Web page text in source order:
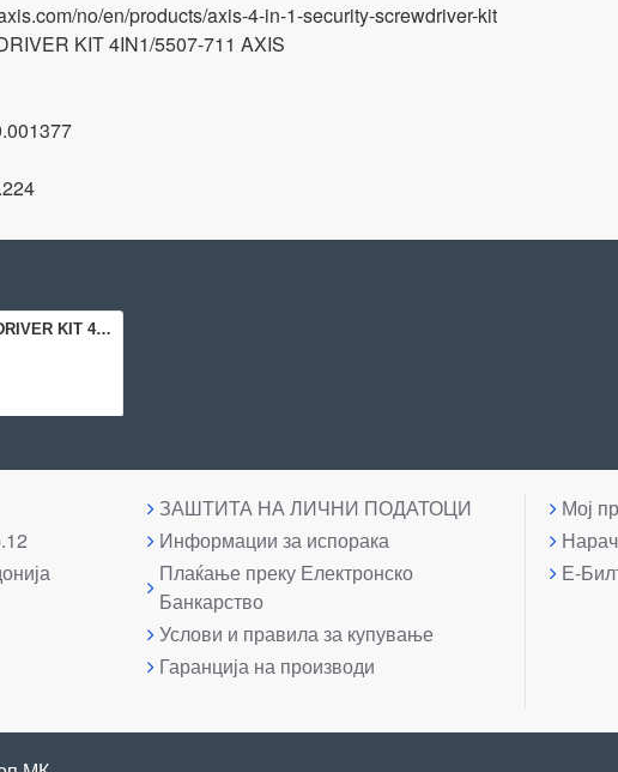
no/en/products/axis-4-in-1-security-screwdriver-kit
KIT 4IN1/5507-711 AXIS
NET ACC SCREWDRIVER KIT 4IN1/5507-711 AXIS
ЗАШТИТА НА ЛИЧНИ ПОДАТОЦИ
Информации за испорака
Плаќање преку Електронско
Банкарство
Услови и правила за купување
Гаранција на производи
Мој
Е-